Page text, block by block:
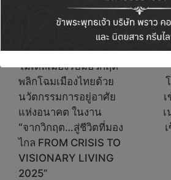
Post
navigation
PREVIOUS POST
เรนวูด ปาร์ค พัฒนา
โมเดลเมืองรับมือวิกฤต
พลิกโฉมเมืองไทยด้วย
นวัตกรรมการอยู่อาศัย
แห่งอนาคต ในงาน
“จากวิกฤต…สู่ชีวิตที่มอง
ไกล FROM CRISIS TO
VISIONARY LIVING
2025”
สิง